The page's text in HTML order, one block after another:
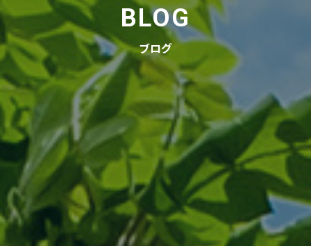
BLOG
ブログ